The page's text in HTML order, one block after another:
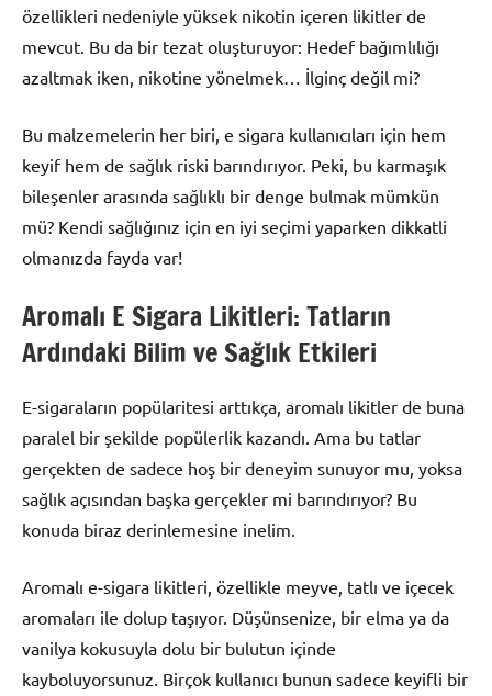
özellikleri nedeniyle yüksek nikotin içeren likitler de
mevcut. Bu da bir tezat oluşturuyor: Hedef bağımlılığı
azaltmak iken, nikotine yönelmek… İlginç değil mi?
Bu malzemelerin her biri, e sigara kullanıcıları için hem
keyif hem de sağlık riski barındırıyor. Peki, bu karmaşık
bileşenler arasında sağlıklı bir denge bulmak mümkün
mü? Kendi sağlığınız için en iyi seçimi yaparken dikkatli
olmanızda fayda var!
Aromalı E Sigara Likitleri: Tatların
Ardındaki Bilim ve Sağlık Etkileri
E-sigaraların popülaritesi arttıkça, aromalı likitler de buna
paralel bir şekilde popülerlik kazandı. Ama bu tatlar
gerçekten de sadece hoş bir deneyim sunuyor mu, yoksa
sağlık açısından başka gerçekler mi barındırıyor? Bu
konuda biraz derinlemesine inelim.
Aromalı e-sigara likitleri, özellikle meyve, tatlı ve içecek
aromaları ile dolup taşıyor. Düşünsenize, bir elma ya da
vanilya kokusuyla dolu bir bulutun içinde
kayboluyorsunuz. Birçok kullanıcı bunun sadece keyifli bir